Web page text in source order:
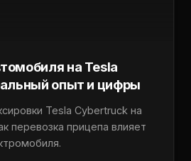
на Tesla
опыт и цифры
Tesla Cybertruck на
перевозка прицепа влияет